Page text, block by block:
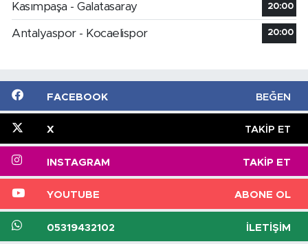
Kasımpaşa - Galatasaray 20:00
Antalyaspor - Kocaelispor 20:00
FACEBOOK BEĞEN
X TAKIP ET
INSTAGRAM TAKIP ET
YOUTUBE ABONE OL
05319432102 İLETIŞIM